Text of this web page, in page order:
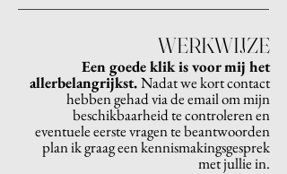
WERKWIJZE
Een goede klik is voor mij het
allerbelangrijkst.Nadat we kort contact
hebben gehad via de email om mijn
beschikbaarheid te controleren en
eventuele eerste vragen te beantwoorden
plan ik graag een kennismakingsgesprek
met jullie in.